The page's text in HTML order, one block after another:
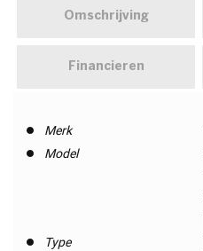
Omschrijving
Financieren
Merk
Model
Type